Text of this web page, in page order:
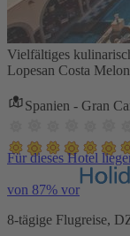
Vielfältiges
Lopesan Costa
Spanien - Gran
Für dieses Hotel
von 87% vor
8-tägige Flugreise,